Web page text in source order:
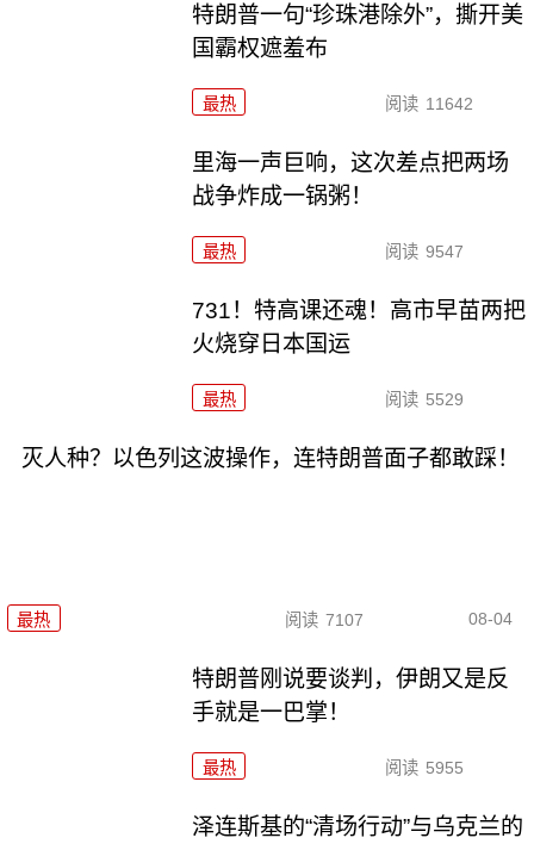
特朗普一句“珍珠港除外”，撕开美
国霸权遮羞布
最热 阅读 11642
里海一声巨响，这次差点把两场
战争炸成一锅粥！
最热 阅读 9547
731！特高课还魂！高市早苗两把
火烧穿日本国运
最热 阅读 5529
灭人种？以色列这波操作，连特朗普面子都敢踩！
最热 阅读 7107 08-04
特朗普刚说要谈判，伊朗又是反
手就是一巴掌！
最热 阅读 5955
泽连斯基的“清场行动”与乌克兰的